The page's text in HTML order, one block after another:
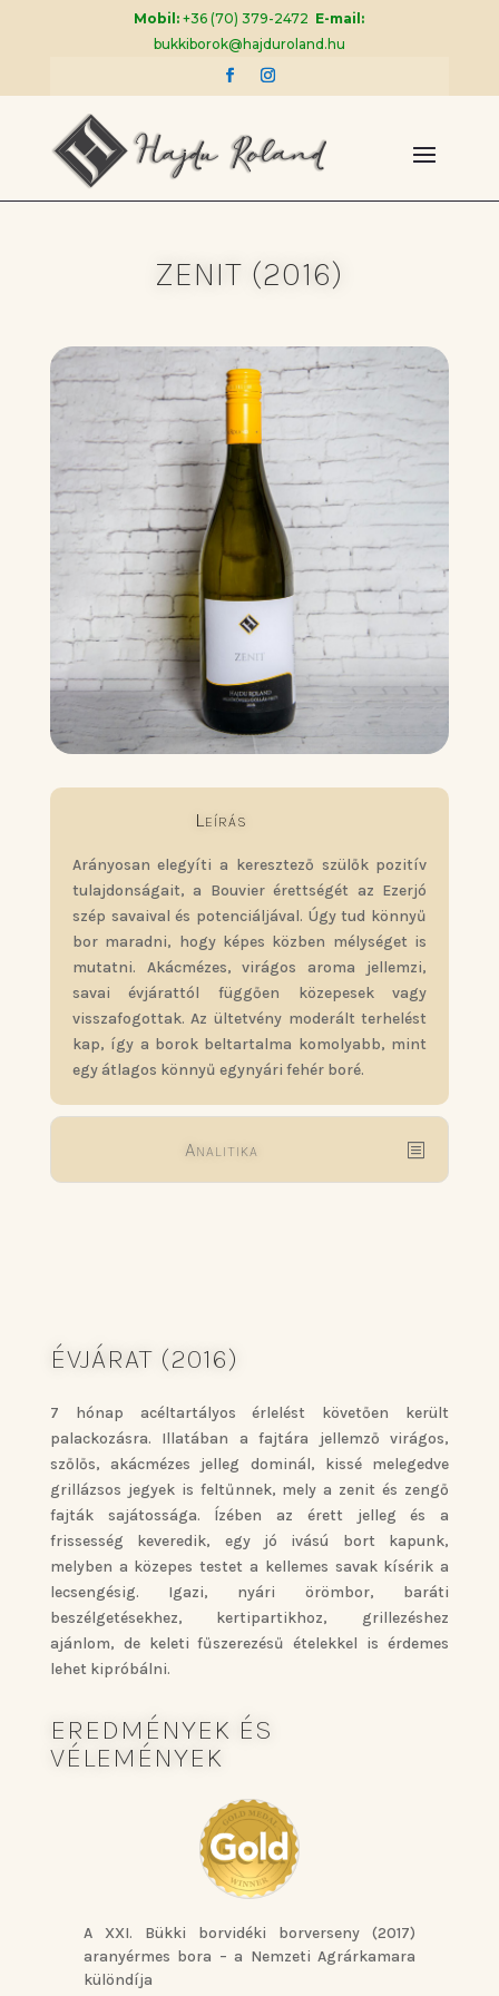
Mobil: +36 (70) 379-2472 E-mail:
bukkiborok@hajduroland.hu
ZENIT (2016)
Leírás
Arányosan elegyíti a keresztező szülők pozitív
tulajdonságait, a Bouvier érettségét az Ezerjó
szép savaival és potenciáljával. Úgy tud könnyű
bor maradni, hogy képes közben mélységet is
mutatni. Akácmézes, virágos aroma jellemzi,
savai évjárattól függően közepesek vagy
visszafogottak. Az ültetvény moderált terhelést
kap, így a borok beltartalma komolyabb, mint
egy átlagos könnyű egynyári fehér boré.
Analitika
ÉVJÁRAT (2016)
7 hónap acéltartályos érlelést követően került
palackozásra. Illatában a fajtára jellemző virágos,
szőlős, akácmézes jelleg dominál, kissé melegedve
grillázsos jegyek is feltűnnek, mely a zenit és zengő
fajták sajátossága. Ízében az érett jelleg és a
frissesség keveredik, egy jó ivású bort kapunk,
melyben a közepes testet a kellemes savak kísérik a
lecsengésig. Igazi, nyári örömbor, baráti
beszélgetésekhez, kertipartikhoz, grillezéshez
ajánlom, de keleti fűszerezésű ételekkel is érdemes
lehet kipróbálni.
EREDMÉNYEK ÉS
VÉLEMÉNYEK
A XXI. Bükki borvidéki borverseny (2017)
aranyérmes bora – a Nemzeti Agrárkamara
különdíja